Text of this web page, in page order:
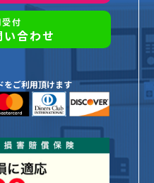
付
合わせ
をご利用頂けます